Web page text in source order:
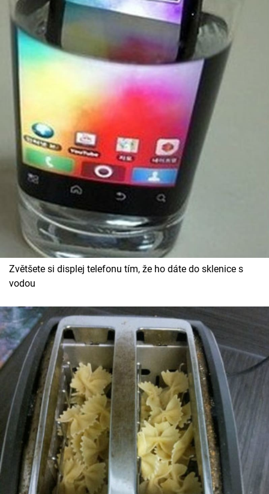
Zvětšete si displej telefonu tím, že ho dáte do sklenice s
vodou